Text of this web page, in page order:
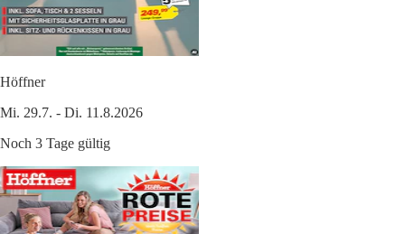
Höffner
Mi. 29.7. - Di. 11.8.2026
Noch 3 Tage gültig